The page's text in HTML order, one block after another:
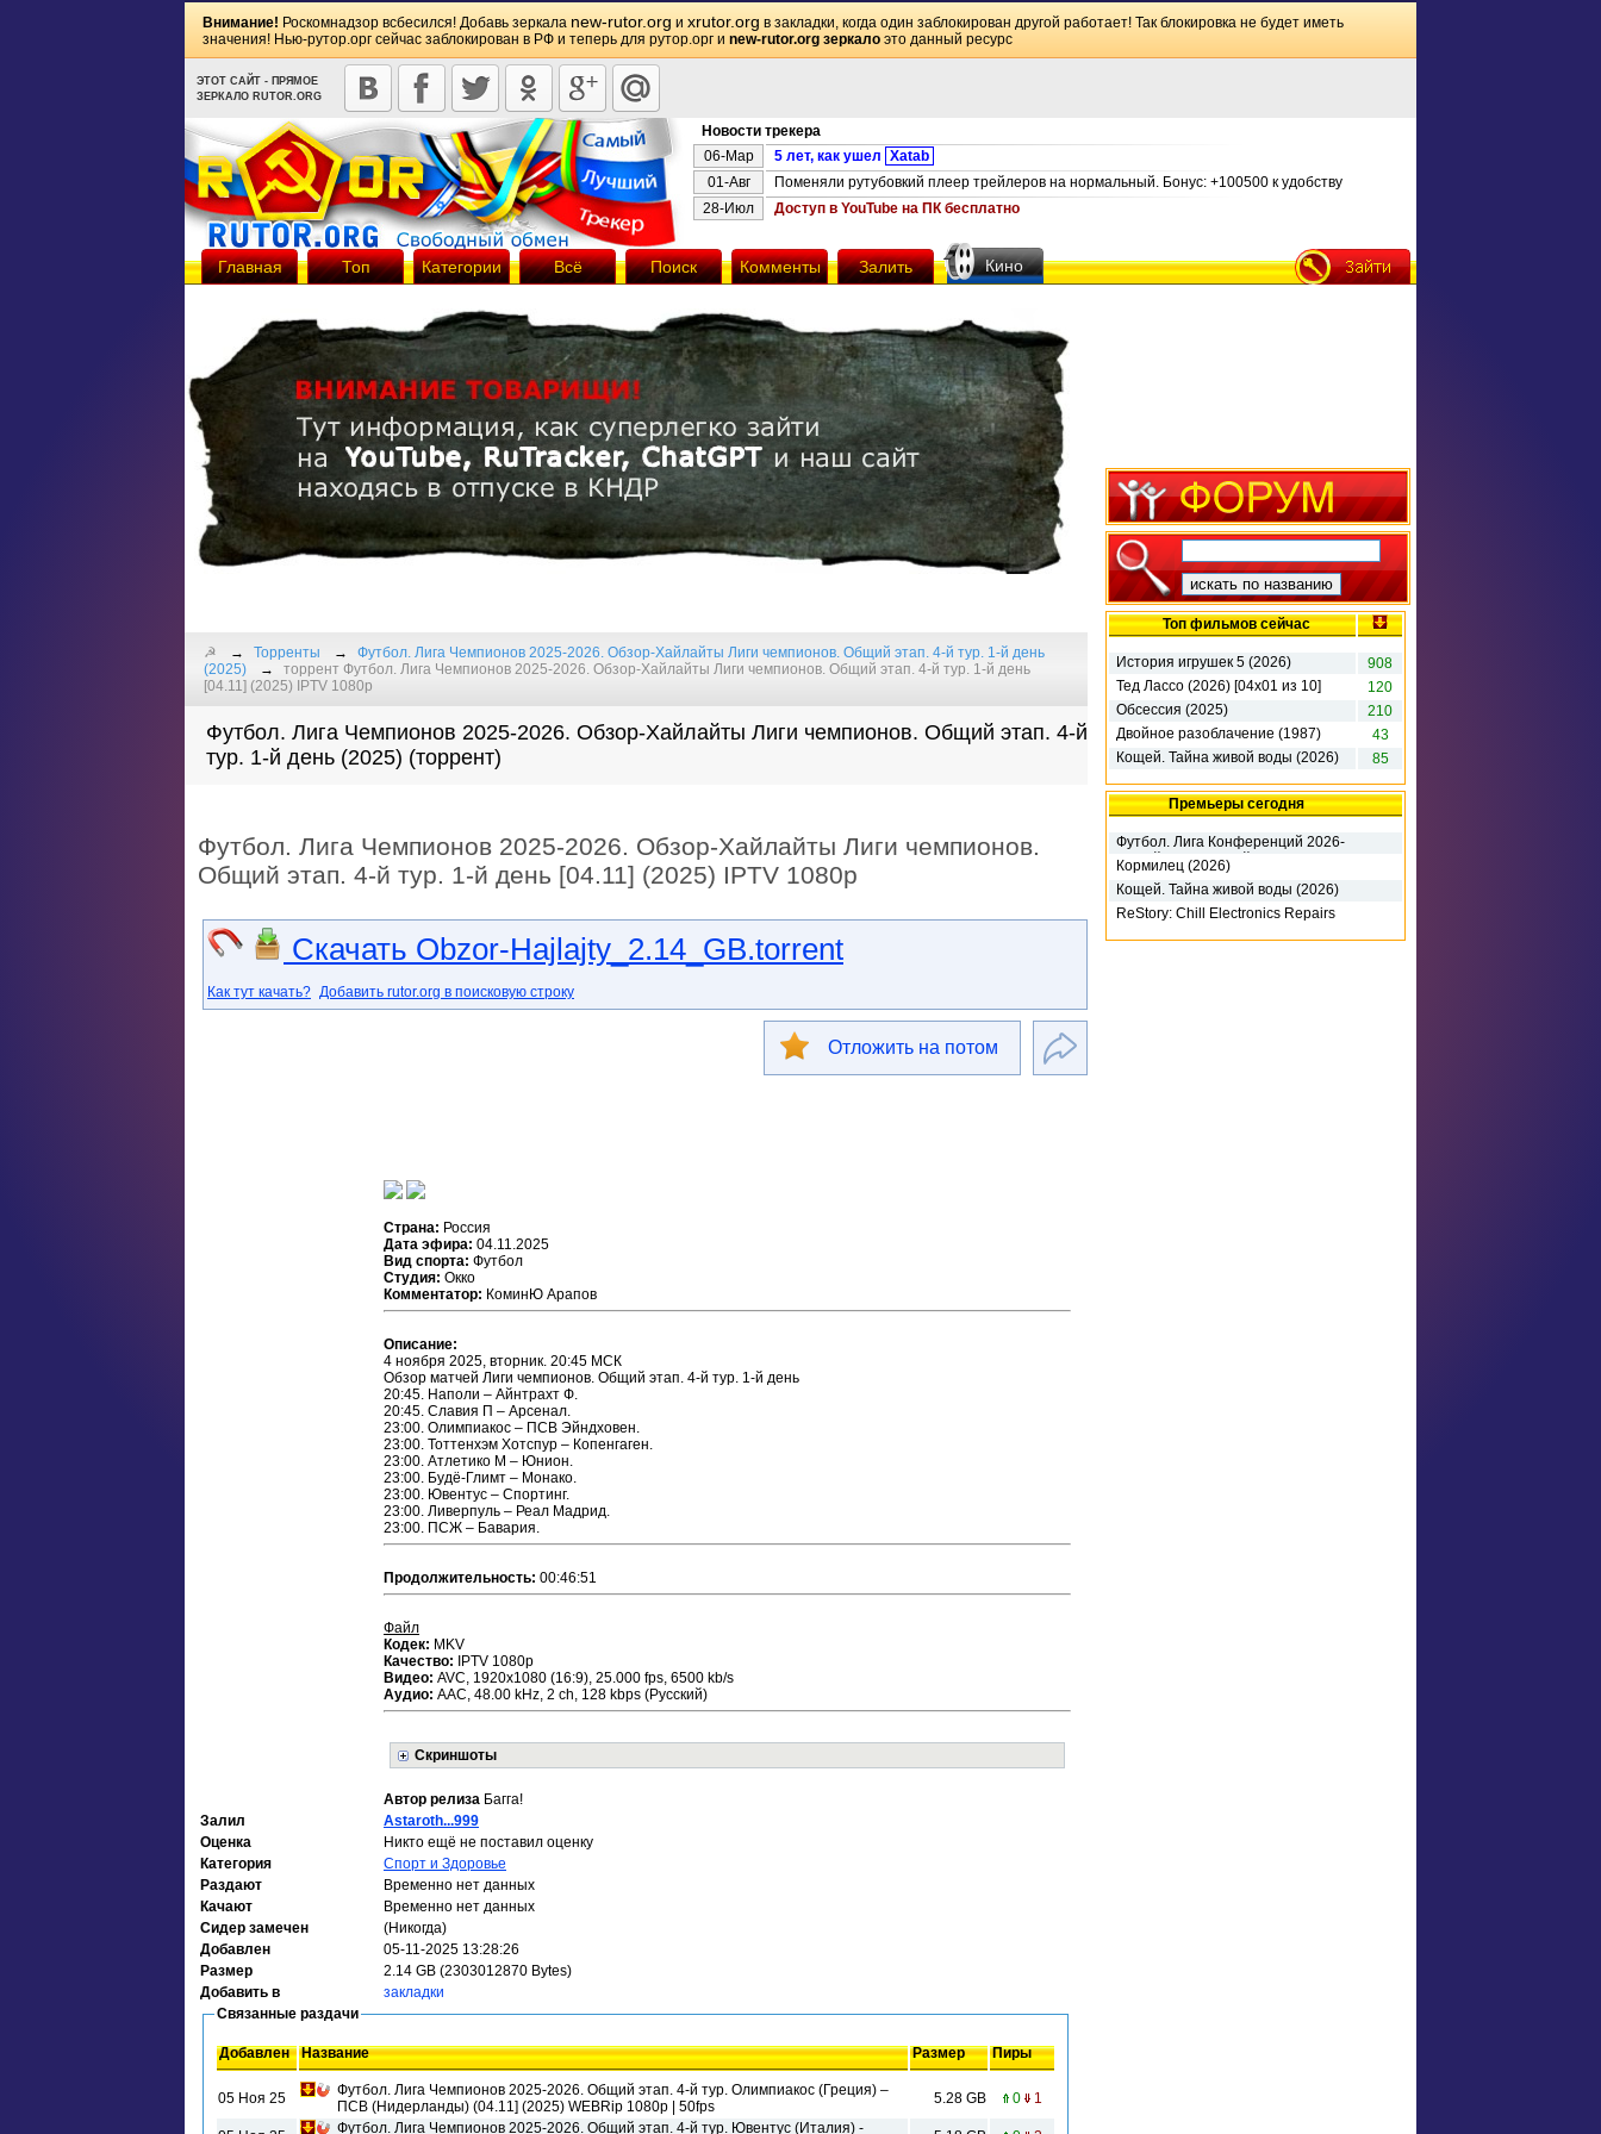
Внимание! Роскомнадзор всбесился! Добавь зеркала new-rutor.org и xrutor.org в закладки, когда один заблокирован другой работает! Так блокировка не будет иметь
значения! Нью-рутор.орг сейчас заблокирован в РФ и теперь для рутор.орг и new-rutor.org зеркало это данный ресурс
ЭТОТ САЙТ - ПРЯМОЕ
ЗЕРКАЛО RUTOR.ORG
Новости трекера
06-Мар
5 лет, как ушел Xatab
01-Авг
Поменяли рутубовкий плеер трейлеров на нормальный. Бонус: +100500 к удобству
28-Июл
Доступ в YouTube на ПК бесплатно
Главная Топ Категории Всё Поиск Комменты Залить Кино
☭ Торренты
Футбол. Лига Чемпионов 2025-2026. Обзор-Хайлайты Лиги чемпионов. Общий этап. 4-й тур. 1-й день
(2025)
торрент Футбол. Лига Чемпионов 2025-2026. Обзор-Хайлайты Лиги чемпионов. Общий этап. 4-й тур. 1-й день
[04.11] (2025) IPTV 1080р
Футбол. Лига Чемпионов 2025-2026. Обзор-Хайлайты Лиги чемпионов. Общий этап. 4-й
тур. 1-й день (2025) (торрент)
Футбол. Лига Чемпионов 2025-2026. Обзор-Хайлайты Лиги чемпионов.
Общий этап. 4-й тур. 1-й день [04.11] (2025) IPTV 1080р
Скачать Obzor-Hajlajty_2.14_GB.torrent
Как тут качать? Добавить rutor.org в поисковую строку
Отложить на потом
Страна: Россия
Дата эфира: 04.11.2025
Вид спорта: Футбол
Студия: Окко
Комментатор: КоминЮ Арапов
Описание:
4 ноября 2025, вторник. 20:45 МСК
Обзор матчей Лиги чемпионов. Общий этап. 4-й тур. 1-й день
20:45. Наполи – Айнтрахт Ф.
20:45. Славия П – Арсенал.
23:00. Олимпиакос – ПСВ Эйндховен.
23:00. Тоттенхэм Хотспур – Копенгаген.
23:00. Атлетико М – Юнион.
23:00. Будё-Глимт – Монако.
23:00. Ювентус – Спортинг.
23:00. Ливерпуль – Реал Мадрид.
23:00. ПСЖ – Бавария.
Продолжительность: 00:46:51
Файл
Кодек: MKV
Качество:
IPTV 1080р
Видео: AVC, 1920x1080 (16:9), 25.000 fps, 6500 kb/s
Аудио: ААС, 48.00 kHz, 2 ch, 128 kbps (Русский)
Скриншоты
Автор релиза Багга!
Залил
Astaroth...999
Оценка
Никто ещё не поставил оценку
Категория
Спорт и Здоровье
Раздают
Временно нет данных
Качают
Временно нет данных
Сидер замечен
(Никогда)
Добавлен
05-11-2025 13:28:26
Размер
2.14 GB (2303012870 Bytes)
Добавить в
закладки
Связанные раздачи
Добавлен Название Размер Пиры
05 Ноя 25
Футбол. Лига Чемпионов 2025-2026. Общий этап. 4-й тур. Олимпиакос (Греция) –
ПСВ (Нидерланды) (04.11] (2025) WEBRip 1080р | 50fps
5.28 GB 0 1
Футбол. Лига Чемпионов 2025-2026. Общий этап. 4-й тур. Ювентус (Италия) -
Топ фильмов сейчас
История игрушек 5 (2026)
908
Тед Лассо (2026) [04х01 из 10]
120
Обсессия (2025)
210
Двойное разоблачение (1987)
43
Кощей. Тайна живой воды (2026)
85
Премьеры сегодня
Футбол. Лига Конференций 2026-
27. 3-й кв раунд. 1-й матч. Динамо
К (2026)
Кормилец (2026)
Кощей. Тайна живой воды (2026)
ReStory: Chill Electronics Repairs